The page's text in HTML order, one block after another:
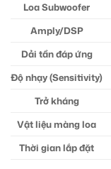
Loa Subwoofer
Amply/DSP
Dải tần đáp ứng
Độ nhạy (Sensitivity)
Trở kháng
Vật liệu màng loa
Thời gian lắp đặt